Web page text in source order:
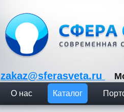
zakaz@sferasveta.ru
О нас Каталог